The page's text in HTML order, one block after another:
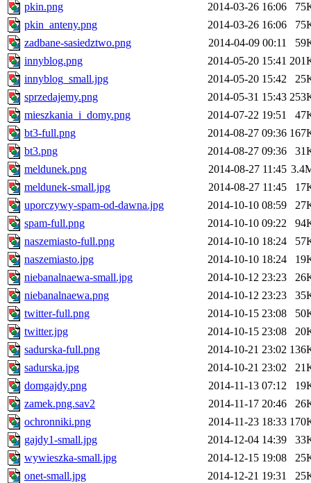
pkin.png
2014-03-26 16:06
pkin_anteny.png
2014-03-26 16:06
zadbane-sasiedztwo.png
2014-04-09 00:11
innyblog.png
2014-05-20 15:41
innyblog_small.jpg
2014-05-20 15:42
sprzedajemy.png
2014-05-31 15:43
mieszkania_i_domy.png
2014-07-22 19:51
bt3-full.png
2014-08-27 09:36
bt3.png
2014-08-27 09:36
meldunek.png
2014-08-27 11:45
meldunek-small.jpg
2014-08-27 11:45
uporczywy-spam-od-dawna.jpg
2014-10-10 08:59
spam-full.png
2014-10-10 09:22
naszemiasto-full.png
2014-10-10 18:24
naszemiasto.jpg
2014-10-10 18:24
niebanalnaewa-small.jpg
2014-10-12 23:23
niebanalnaewa.png
2014-10-12 23:23
twitter-full.png
2014-10-15 23:08
twitter.jpg
2014-10-15 23:08
sadurska-full.png
2014-10-21 23:02
sadurska.jpg
2014-10-21 23:02
domgajdy.png
2014-11-13 07:12
zamek.png.sav2
2014-11-17 20:46
ochronniki.png
2014-11-23 18:33
gajdy1-small.jpg
2014-12-04 14:39
wywieszka-small.jpg
2014-12-15 19:08
onet-small.jpg
2014-12-21 19:31